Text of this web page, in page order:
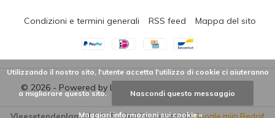
© 2026 - Powered by Lightspeed
Condizioni e termini generali RSS feed Mappa del sito
Utilizzando il nostro sito, l'utente accetta l'utilizzo di cookie ci aiuteranno
a migliorare questo sito. Nascondi questo messaggio
Maggiori informazioni sui cookie »